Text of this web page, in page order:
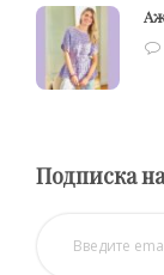
Подписка